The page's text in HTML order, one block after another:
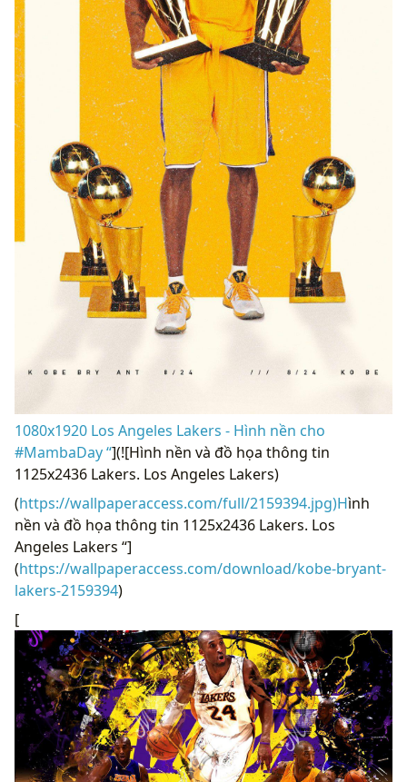
1080x1920 Los Angeles Lakers - Hình nền cho
#MambaDay “](![Hình nền và đồ họa thông tin
1125x2436 Lakers. Los Angeles Lakers)
(https://wallpaperaccess.com/full/2159394.jpg)Hình
nền và đồ họa thông tin 1125x2436 Lakers. Los
Angeles Lakers “]
(https://wallpaperaccess.com/download/kobe-bryant-
lakers-2159394)
[